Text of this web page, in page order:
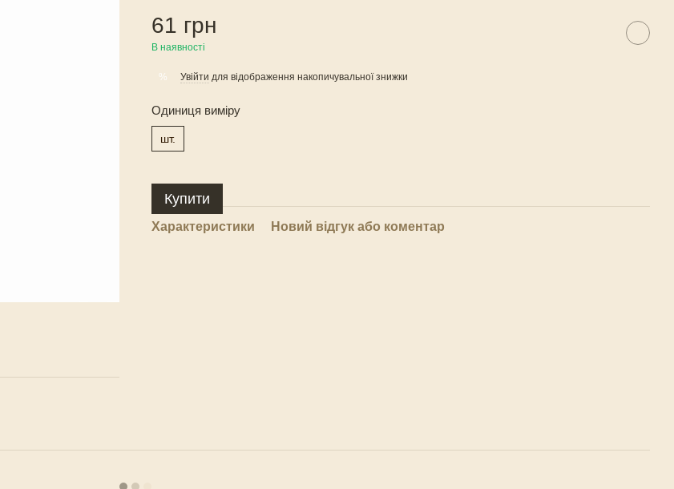
61 грн
В наявності
% Увійти для відображення накопичувальної знижки
Одиниця виміру
шт.
Купити
Характеристики Новий відгук або коментар